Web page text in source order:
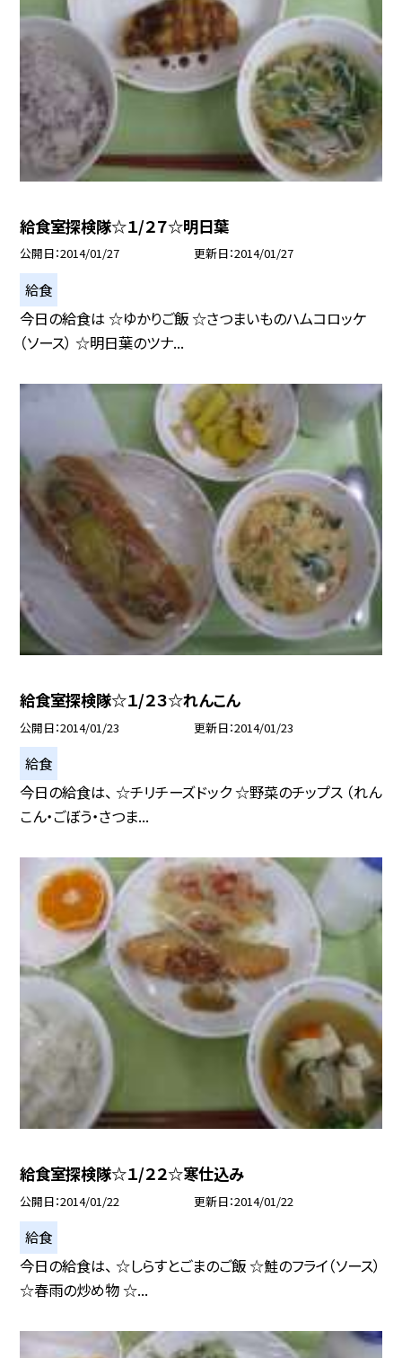
給食室探検隊☆１/２７☆明日葉
公開日 2014/01/27 更新日 2014/01/27
給食
今日の給食は ☆ゆかりご飯 ☆さつまいものハムコロッケ
（ソース） ☆明日葉のツナ...
給食室探検隊☆１/２３☆れんこん
公開日 2014/01/23 更新日 2014/01/23
給食
今日の給食は、 ☆チリチーズドック ☆野菜のチップス （れん
こん・ごぼう・さつま...
給食室探検隊☆１/２２☆寒仕込み
公開日 2014/01/22 更新日 2014/01/22
給食
今日の給食は、 ☆しらすとごまのご飯 ☆鮭のフライ（ソース）
☆春雨の炒め物 ☆...